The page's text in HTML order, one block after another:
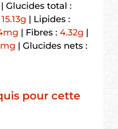
| Glucides total :
15.13g | Lipides :
mg | Fibres : 4.32g |
mg | Glucides nets :
pour cette